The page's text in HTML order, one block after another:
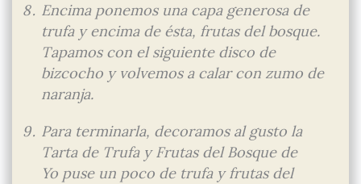
Encima ponemos una capa generosa de
trufa y encima de ésta, frutas del bosque.
Tapamos con el siguiente disco de
bizcocho y volvemos a calar con zumo de
naranja.
Para terminarla, decoramos al gusto la
Tarta de Trufa y Frutas del Bosque de
Yo puse un poco de trufa y frutas del